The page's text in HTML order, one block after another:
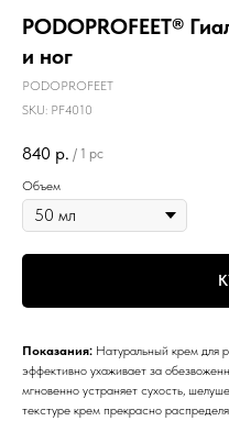
PODOPROFEET®
и ног
PODOPROFEET
SKU: PF4010
840 р. / 1 pc
Объем
Показания: Натуральный крем для
эффективно ухаживает за
мгновенно устраняет сухость,
текстуре крем прекрасно